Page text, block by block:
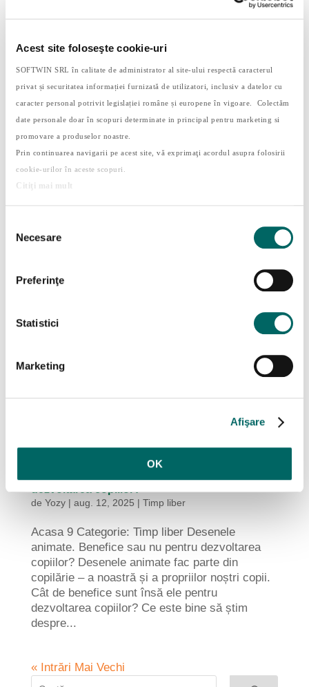
Acest site foloseşte cookie-uri
SOFTWIN SRL în calitate de administrator al site-ului respectă caracterul
privat și securitatea informației furnizată de utilizatori, inclusiv a datelor cu
caracter personal potrivit legislației române și europene în vigoare. Colectăm
date personale doar în scopuri determinate in principal pentru marketing si
promovare a produselor noastre.
Prin continuarea navigarii pe acest site, vă exprimaţi acordul asupra folosirii
cookie-urilor în aceste scopuri.
Citiţi mai mult
consimțământului
Necesare
Preferinţe
Statistici
Marketing
Afişare
OK
Dependența de ecrane: cum o recunoaștem și
ce putem face?
Acasa 9 Search query for: Dependența de
ecrane: ce este, cum o recunoaștem și ce
oficial, dar timpul excesiv petrecut de către
Desene animate. Benefice sau nu pentru
dezvoltarea copiilor?
de Yozy| aug. 12, 2025 | Timp liber
Acasa 9 Categorie: Timp liber Desenele
animate. Benefice sau nu pentru dezvoltarea
copiilor? Desenele animate fac parte din
copilărie – a noastră și a propriilor noștri copii.
Cât de benefice sunt însă ele pentru
dezvoltarea copiilor? Ce este bine să știm
despre...
« Intrări Mai Vechi